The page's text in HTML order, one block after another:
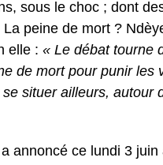
sous le choc ; dont
peine de mort ?
elle : « Le débat tourne
de mort pour punir les
situer ailleurs, autour
annoncé ce lundi 3